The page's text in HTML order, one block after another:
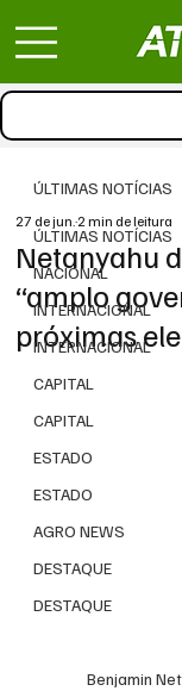
ÚLTIMAS NOTÍCIAS
NACIONAL
INTERNACIONAL
INTERNACIONAL
CAPITAL
CAPITAL
ESTADO
ESTADO
AGRO NEWS
DESTAQUE
DESTAQUE
ÚLTIMAS NOTÍCIAS
Netanyahu
“amplo
próximas
27 de jun.2 min de leitura
Benjamin